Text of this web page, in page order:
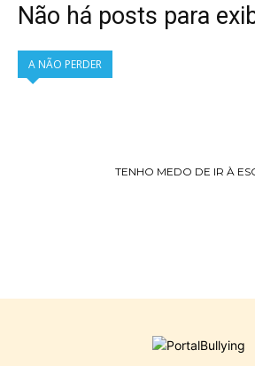
Não há posts para
A NÃO PERDER
TENHO MEDO DE IR À